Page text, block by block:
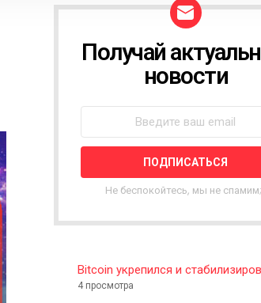
N
E
E
T
E
Получай
новости
Не беспокойтесь, мы не
Bitcoin укрепился и
4 просмотра